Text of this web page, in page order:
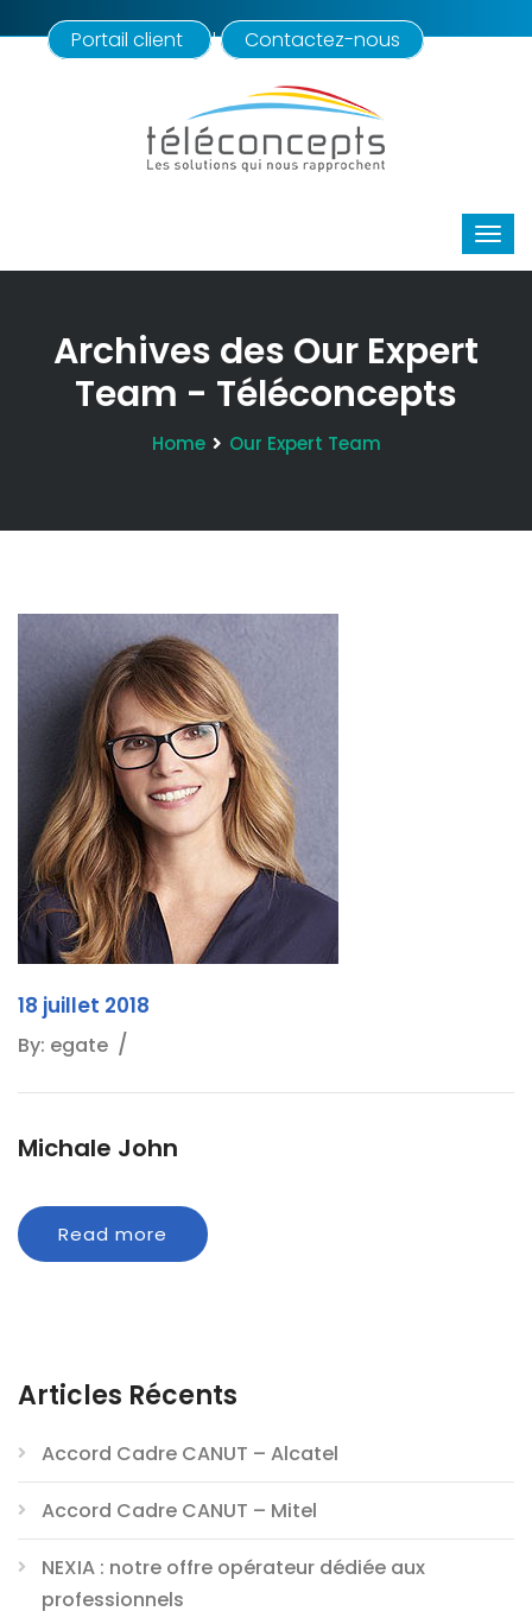
Portail client | Contactez-nous
Archives des Our Expert
Team - Téléconcepts
Home Our Expert Team
18 juillet 2018
By: egate
Michale John
Read more
Articles Récents
Accord Cadre CANUT – Alcatel
Accord Cadre CANUT – Mitel
NEXIA : notre offre opérateur dédiée aux
professionnels